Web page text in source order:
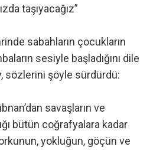
taşıyacağız”
sabahların çocukların
sesiyle başladığını dile
sözlerini şöyle sürdürdü:
savaşların ve
bütün coğrafyalara kadar
yokluğun, göçün ve